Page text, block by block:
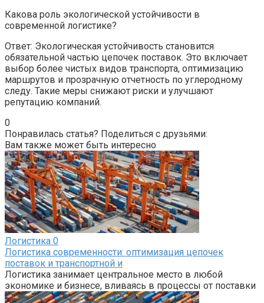
Какова роль экологической устойчивости в
современной логистике?
Ответ: Экологическая устойчивость становится
обязательной частью цепочек поставок. Это включает
выбор более чистых видов транспорта, оптимизацию
маршрутов и прозрачную отчетность по углеродному
следу. Такие меры снижают риски и улучшают
репутацию компаний.
0
Понравилась статья? Поделиться с друзьями:
Вам также может быть интересно
Логистика 0
Логистика современности: оптимизация цепочек
поставок и транспортной и
Логистика занимает центральное место в любой
экономике и бизнесе, вливаясь в процессы от поставки